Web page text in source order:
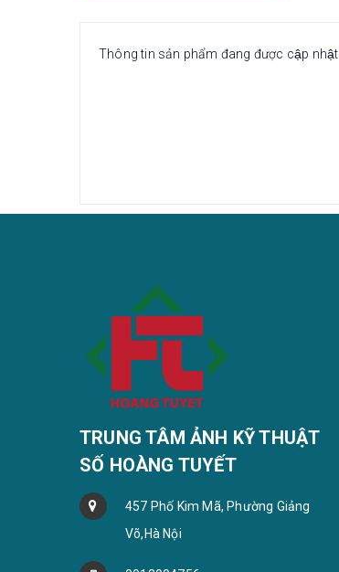
Thông tin sản phẩm đang được cập nhật
TRUNG TÂM ẢNH KỸ THUẬT
SỐ HOÀNG TUYẾT
457 Phố Kim Mã, Phường Giảng
Võ,Hà Nội